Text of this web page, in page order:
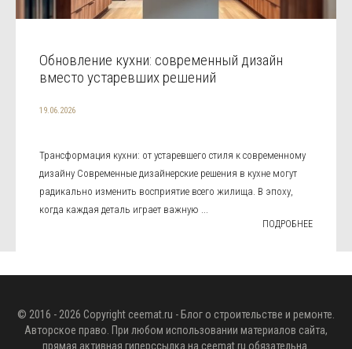
Обновление кухни: современный дизайн
вместо устаревших решений
19.06.2026
Трансформация кухни: от устаревшего стиля к современному
дизайну Современные дизайнерские решения в кухне могут
радикально изменить восприятие всего жилища. В эпоху,
когда каждая деталь играет важную ...
ПОДРОБНЕЕ
© 2016 - 2026 Copyright ceemat.ru - Блог о строительстве и ремонте.
Авторское право. При любом использовании материалов сайта,
прямая активная гиперссылка на ceemat.ru обязательна.